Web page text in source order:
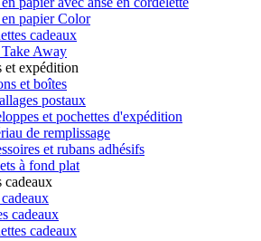
en papier Color
cadeaux
Take Away
et expédition
et boîtes
postaux
et pochettes d'expédition
de remplissage
et rubans adhésifs
à fond plat
cadeaux
cadeaux
cadeaux
cadeaux